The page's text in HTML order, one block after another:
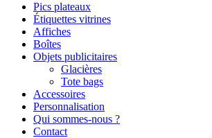
Pics plateaux
Étiquettes vitrines
Affiches
Boîtes
Objets publicitaires
Glacières
Tote bags
Accessoires
Personnalisation
Qui sommes-nous ?
Contact